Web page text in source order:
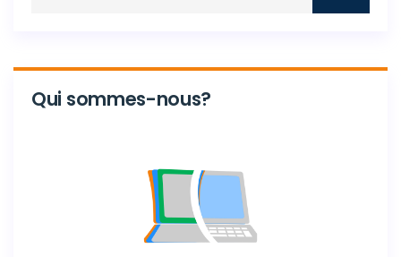
Qui sommes-nous?